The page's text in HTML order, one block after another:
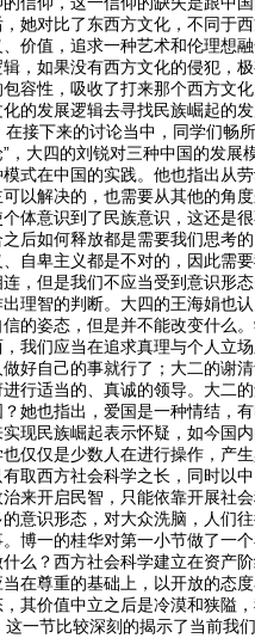
，她对比了东西方文化，不同于
、价值，追求一种艺术和伦理想
辑，如果没有西方文化的侵犯，
包容性，吸收了打来那个西方文
化的发展逻辑去寻找民族崛起的
接下来的讨论当中，同学们畅
”，大四的刘锐对三种中国的发展
模式在中国的实践。他也指出从
可以解决的，也需要从其他的角
个体意识到了民族意识，这还是
之后如何释放都是需要我们思考
、自卑主义都是不对的，因此需
连，但是我们不应当受到意识形
出理智的判断。大四的王海娟也
信的姿态，但是并不能改变什么
，我们应当在追求真理与个人立
做好自己的事就行了；大二的谢
进行适当的、真诚的领导。大二
？她也指出，爱国是一种情结，
实现民族崛起表示怀疑，如今国
也仅仅是少数人在进行操作，产
有取西方社会科学之长，同时以
治来开启民智，只能依靠开展社
的意识形态，对大众洗脑，人们
。博一的桂华对第一小节做了一
什么？西方社会科学建立在资产
当在尊重的基础上，以开放的态
，其价值中立之后是冷漠和狭隘
一节比较深刻的揭示了当前我